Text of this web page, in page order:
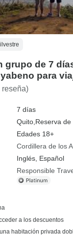
grupo de 7
para
reseña)
7 días
Quito,Reserva
Edades 18+
Cordillera de los
Inglés, Español
Responsible
a los descuentos
habitación privada